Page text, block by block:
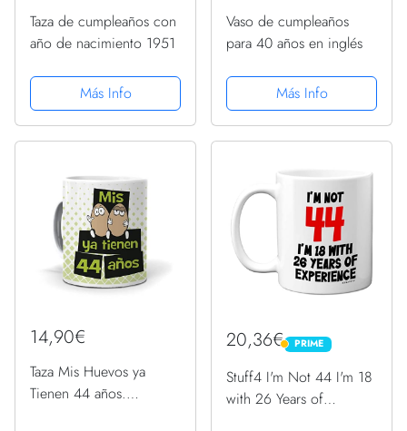
Taza de cumpleaños con
año de nacimiento 1951
Más Info
Vaso de cumpleaños
para 40 años en inglés
Más Info
14,90€
Taza Mis Huevos ya
Tienen 44 años.
20,36€ PRIME
PRIME
Stuff4 I'm Not 44 I'm 18
with 26 Years of